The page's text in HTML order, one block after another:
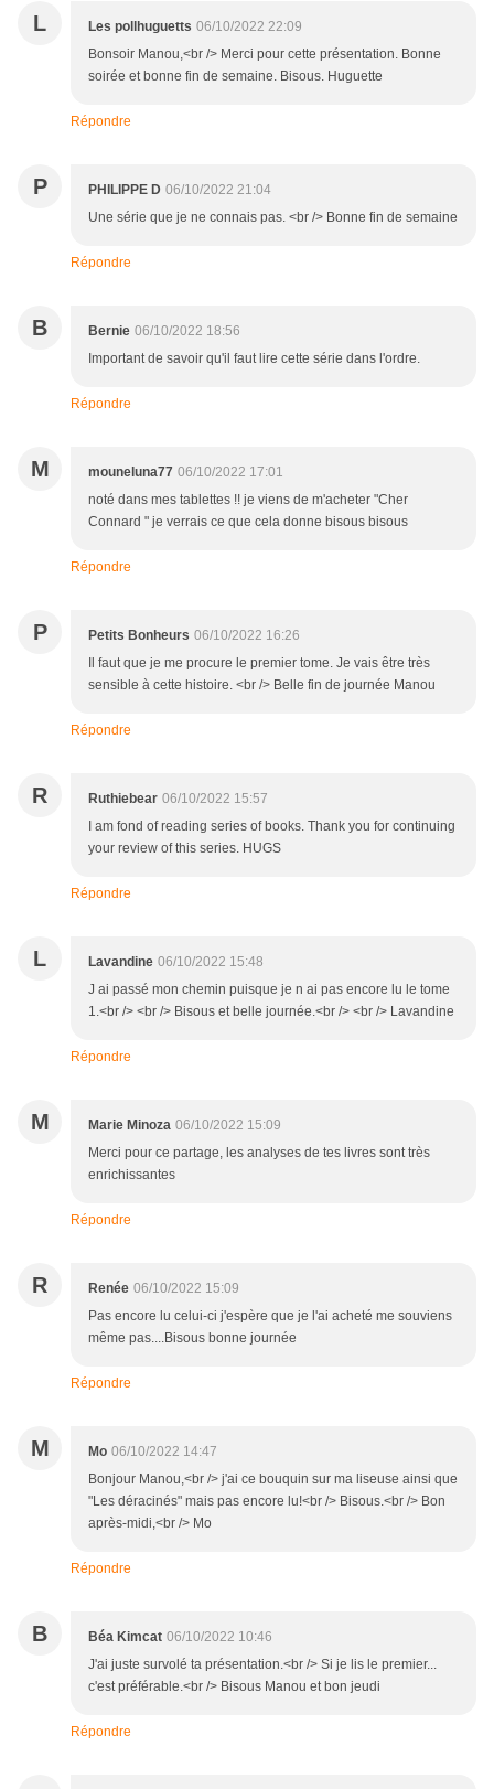
L Les pollhuguetts 06/10/2022 22:09
Bonsoir Manou,<br /> Merci pour cette présentation. Bonne
soirée et bonne fin de semaine. Bisous. Huguette
Répondre
P PHILIPPE D 06/10/2022 21:04
Une série que je ne connais pas. <br /> Bonne fin de semaine
Répondre
B Bernie 06/10/2022 18:56
Important de savoir qu'il faut lire cette série dans l'ordre.
Répondre
M mouneluna77 06/10/2022 17:01
noté dans mes tablettes !! je viens de m'acheter "Cher
Connard " je verrais ce que cela donne bisous bisous
Répondre
P Petits Bonheurs 06/10/2022 16:26
Il faut que je me procure le premier tome. Je vais être très
sensible à cette histoire. <br /> Belle fin de journée Manou
Répondre
R Ruthiebear 06/10/2022 15:57
I am fond of reading series of books. Thank you for continuing
your review of this series. HUGS
Répondre
L Lavandine 06/10/2022 15:48
J ai passé mon chemin puisque je n ai pas encore lu le tome
1.<br /> <br /> Bisous et belle journée.<br /> <br /> Lavandine
Répondre
M Marie Minoza 06/10/2022 15:09
Merci pour ce partage, les analyses de tes livres sont très
enrichissantes
Répondre
R Renée 06/10/2022 15:09
Pas encore lu celui-ci j'espère que je l'ai acheté me souviens
même pas....Bisous bonne journée
Répondre
M Mo 06/10/2022 14:47
Bonjour Manou,<br /> j'ai ce bouquin sur ma liseuse ainsi que
"Les déracinés" mais pas encore lu!<br /> Bisous.<br /> Bon
après-midi,<br /> Mo
Répondre
B Béa Kimcat 06/10/2022 10:46
J'ai juste survolé ta présentation.<br /> Si je lis le premier...
c'est préférable.<br /> Bisous Manou et bon jeudi
Répondre